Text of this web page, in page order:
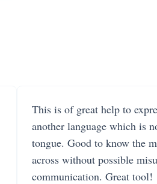
This is of great help to
another language which is
tongue. Good to know the
across without possible
communication. Great tool!